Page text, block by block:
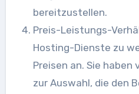
bereitzustellen.
Preis-Leistungs-
Hosting-Dienste zu
Preisen an. Sie haben
zur Auswahl, die den